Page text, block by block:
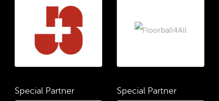
Special Partner Special Partner